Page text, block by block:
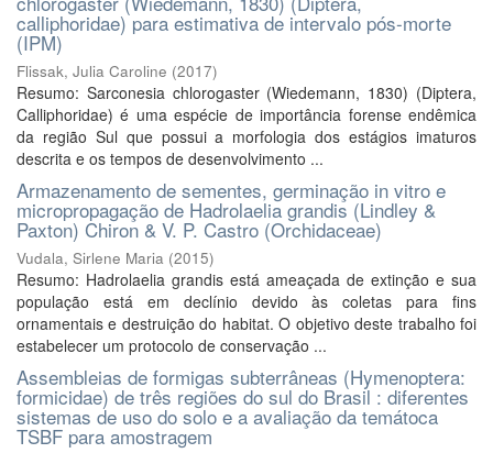
calliphoridae) para estimativa de intervalo pós-morte
(IPM)
Flissak, Julia Caroline (2017)
Resumo: Sarconesia chlorogaster (Wiedemann, 1830) (Diptera,
Calliphoridae) é uma espécie de importância forense endêmica
da região Sul que possui a morfologia dos estágios imaturos
descrita e os tempos de desenvolvimento ...
Armazenamento de sementes, germinação in vitro e
micropropagação de Hadrolaelia grandis (Lindley &
Paxton) Chiron & V. P. Castro (Orchidaceae)
Vudala, Sirlene Maria (2015)
Resumo: Hadrolaelia grandis está ameaçada de extinção e sua
população está em declínio devido às coletas para fins
ornamentais e destruição do habitat. O objetivo deste trabalho foi
estabelecer um protocolo de conservação ...
Assembleias de formigas subterrâneas (Hymenoptera:
formicidae) de três regiões do sul do Brasil : diferentes
sistemas de uso do solo e a avaliação da temátoca
TSBF para amostragem